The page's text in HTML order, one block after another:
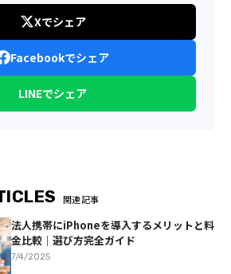
Xでシェア
Facebookでシェア
LINEでシェア
関連記事
法人携帯にiPhoneを導入するメリットと料
金比較｜選び方完全ガイド
7/4/2025